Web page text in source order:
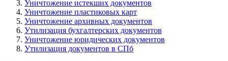
Уничтожение истекших документов
Уничтожение пластиковых карт
Уничтожение архивных документов
Утилизация бухгалтерских документов
Уничтожение юридических документов
Утилизация документов в СПб